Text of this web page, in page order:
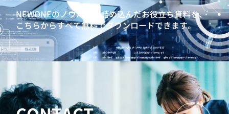
NEWONEのノウハウを詰め込んだお役立ち資料を、
こちらからすべて無料でダウンロードできます。